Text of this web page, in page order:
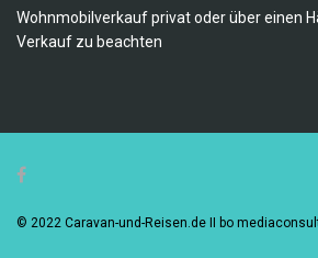
Wohnmobilverkauf privat oder über einen
Verkauf zu beachten
© 2022 Caravan-und-Reisen.de II bo